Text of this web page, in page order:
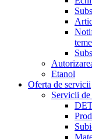
Etanol
Oferta de servicii
Servicii de